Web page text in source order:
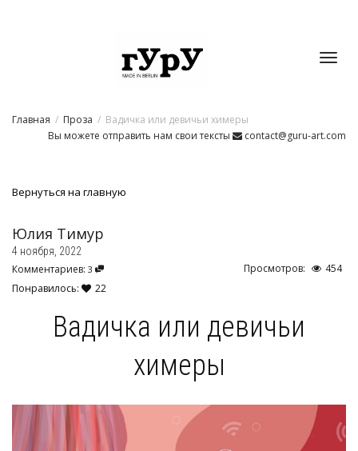
Главная Проза
Вадичка или девичьи химеры
Вы можете отправить нам свои тексты
contact@guru-art.com
Вернуться на главную
Юлия Тимур
4 ноября, 2022
Комментариев: 3 Просмотров:
454
Понравилось:
22
Вадичка или девичьи
химеры